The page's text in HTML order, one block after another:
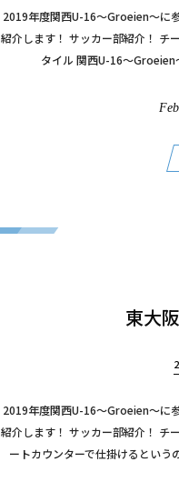
2019年度関西U-16～Groeien～に
紹介します！ サッカー部紹介！ チ
タイル 関西U-16～Groeien
東大
2019年度関西U-16～Groeien～に
紹介します！ サッカー部紹介！ チ
ートカウンターで仕掛けるという